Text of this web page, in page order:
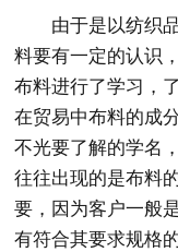
由于是以纺织
料要有一定的认识
布料进行了学习，
在贸易中布料的成
不光要了解的学名
往往出现的是布料
要，因为客户一般
有符合其要求规格